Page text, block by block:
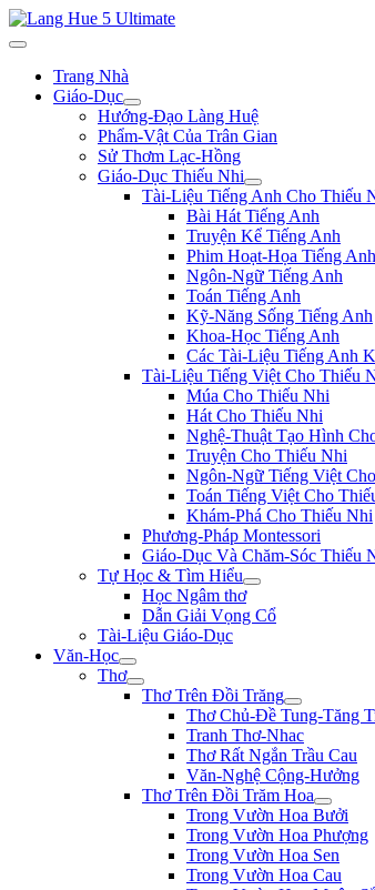
Trang Nhà
Giáo-Dục
Hướng-Đạo Làng Huệ
Phẩm-Vật Của Trân Gian
Sử Thơm Lạc-Hồng
Giáo-Dục Thiếu Nhi
Tài-Liệu Tiếng Anh Cho Thiếu
Bài Hát Tiếng Anh
Truyện Kể Tiếng Anh
Phim Hoạt-Họa Tiếng Anh
Ngôn-Ngữ Tiếng Anh
Toán Tiếng Anh
Kỹ-Năng Sống Tiếng Anh
Khoa-Học Tiếng Anh
Các Tài-Liệu Tiếng Anh
Tài-Liệu Tiếng Việt Cho Thiếu
Múa Cho Thiếu Nhi
Hát Cho Thiếu Nhi
Nghệ-Thuật Tạo Hình
Truyện Cho Thiếu Nhi
Ngôn-Ngữ Tiếng Việt
Toán Tiếng Việt Cho
Khám-Phá Cho Thiếu Nhi
Phương-Pháp Montessori
Giáo-Dục Và Chăm-Sóc Thiếu
Tự Học & Tìm Hiểu
Học Ngâm thơ
Dẫn Giải Vọng Cổ
Tài-Liệu Giáo-Dục
Văn-Học
Thơ
Thơ Trên Đồi Trăng
Thơ Chủ-Đề Tung-Tăng
Tranh Thơ-Nhac
Thơ Rất Ngắn Trầu Cau
Văn-Nghệ Cộng-Hưởng
Thơ Trên Đồi Trăm Hoa
Trong Vườn Hoa Bưởi
Trong Vườn Hoa Phượng
Trong Vườn Hoa Sen
Trong Vườn Hoa Cau